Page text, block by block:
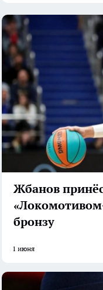
Жбанов
бронзу
1 июня